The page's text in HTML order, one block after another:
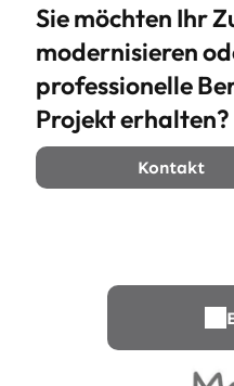
Sie möchten Ihr
modernisieren
professionelle
Projekt erhalten?
Kontakt